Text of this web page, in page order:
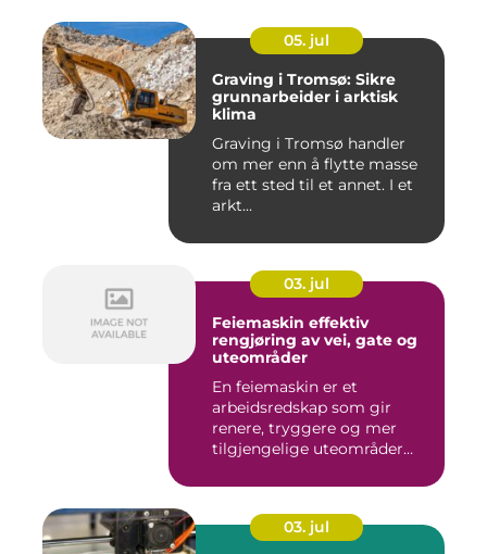
05. jul
Graving i Tromsø: Sikre
grunnarbeider i arktisk
klima
Graving i Tromsø handler
om mer enn å flytte masse
fra ett sted til et annet. I et
arkt...
03. jul
Feiemaskin effektiv
rengjøring av vei, gate og
uteområder
En feiemaskin er et
arbeidsredskap som gir
renere, tryggere og mer
tilgjengelige uteområder
03. jul